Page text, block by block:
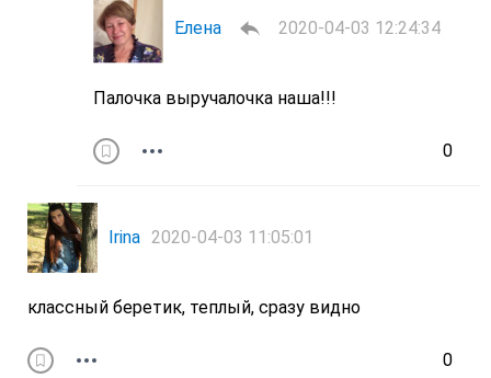
Елена 2020-04-03 12:24:34
0
Палочка выручалочка наша!!!
Irina 2020-04-03 11:05:01
0
классный беретик, теплый, сразу видно